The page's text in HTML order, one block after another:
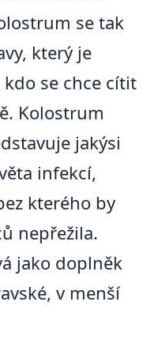
se tak
který je
se chce cítit
Kolostrum
jakýsi
infekcí,
kterého by
nepřežila.
jako doplněk
v menší